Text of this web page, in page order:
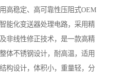
高稳定、高可靠性压阻式OEM
能化变送器处理电路，采用精
非线性修正技术，是一款高精
体不锈钢设计，耐高温，适用
构设计，体积小，重量轻，分